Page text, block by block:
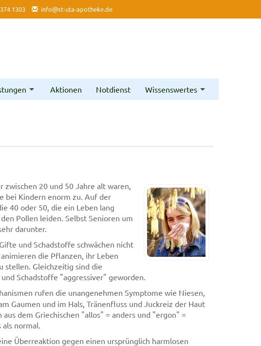
1303 info@st-uta-apotheke.de
Aktionen Notdienst Wissenswertes
20 und 50 Jahre alt waren,
bei Kindern enorm zu. Auf der
40 oder 50, die ein Leben lang
Pollen leiden. Selbst Senioren um
darunter.
und Schadstoffe schwächen nicht
die Pflanzen, ihr Leben
stellen. Gleichzeitig sind die
Schadstoffe "aggressiver" geworden.
rufen die unangenehmen Symptome wie Niesen,
Gaumen und im Hals, Tränenfluss und Juckreiz der Haut
dem Griechischen "allos" = anders und "ergon" =
normal.
Überreaktion gegen einen ursprünglich harmlosen